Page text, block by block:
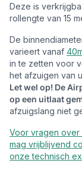
Deze is
rollengte van 15
De
varieert vanaf
in te zetten voor
het afzuigen van
Let wel op! De
op een uitlaat
afzuigslang niet
Voor vragen over
mag vrijblijvend
onze technisch